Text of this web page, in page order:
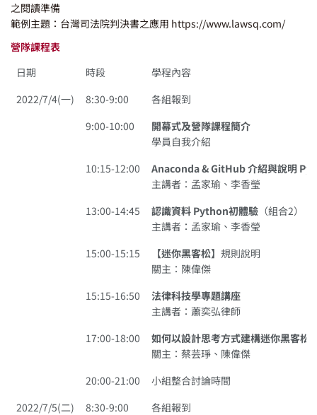
之閱讀準備
範例主題：台灣司法院判決書之應用 https://www.lawsq.com/
營隊課程表
日期
時段
學程內容
2022/7/4(一)
8:30-9:00
各組報到
9:00-10:00
開幕式及營隊課程簡介
學員自我介紹
10:15-12:00
Anaconda & GitHub 介紹與說明
主講者：孟家瑜、李香瑩
13:00-14:45
認識資料 Python初體驗 （組合2）
主講者：孟家瑜、李香瑩
15:00-15:15
【迷你黑客松】 規則說明
關主：陳偉傑
15:15-16:50
法律科技學專題講座
主講者：蕭奕弘律師
17:00-18:00
如何以設計思考方式建構迷你黑客松
關主：蔡芸琤、陳偉傑
20:00-21:00
小組整合討論時間
2022/7/5(二)
8:30-9:00
各組報到